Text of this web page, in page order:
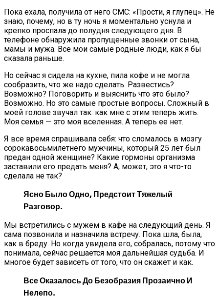
Пока ехала, получила от него СМС: «Прости, я глупец». Не
знаю, почему, но в ту ночь я моментально уснула и
крепко проспала до полудня следующего дня. В
телефоне обнаружила пропущенные звонки от сына,
мамы и мужа. Все мои самые родные люди, как я бы
сказала раньше.
Но сейчас я сидела на кухне, пила кофе и не могла
сообразить, что же надо сделать. Развестись?
Возможно? Поговорить и выяснить что это было?
Возможно. Но это самые простые вопросы. Сложный в
моей голове звучал так: как мне с этим теперь жить.
Моя семья — это моя вселенная. А теперь ее нет.
Я все время спрашивала себя: что сломалось в мозгу
сорокавосьмилетнего мужчины, который 25 лет был
предан одной женщине? Какие гормоны организма
заставили его предать меня? А, может, это я что-то
сделала не так?
Ясно Было Одно, Предстоит Тяжелый
Разговор.
Мы встретились с мужем в кафе на следующий день. Я
сама позвонила и назначила встречу. Пока шла, была,
как в бреду. Но когда увидела его, собралась, потому что
понимала, сейчас решается моя дальнейшая судьба. И
многое будет зависеть от того, что он скажет и как.
Все Оказалось До Безобразия Прозаично И
Нелепо.